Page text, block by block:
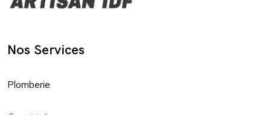
Nos Services
Plomberie